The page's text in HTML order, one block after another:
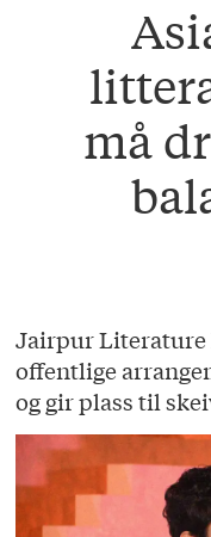
må
Jairpur Literature
offentlige
og gir plass til